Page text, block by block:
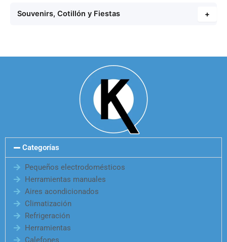
Souvenirs, Cotillón y Fiestas +
Categorías
Pequeños electrodomésticos
Herramientas manuales
Aires acondicionados
Climatización
Refrigeración
Herramientas
Calefones